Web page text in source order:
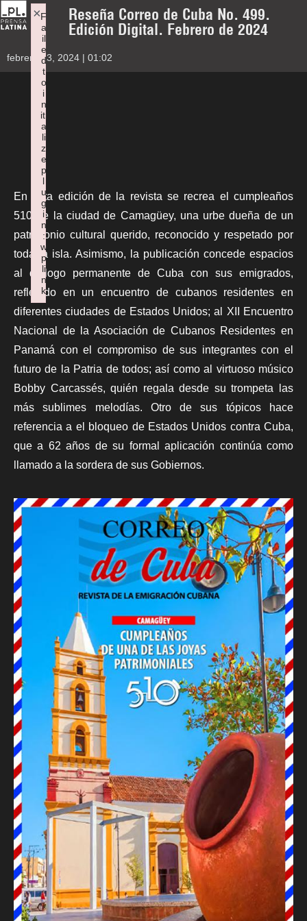
Reseña Correo de Cuba No. 499.
Edición Digital. Febrero de 2024
febrero 13, 2024 | 01:02
En esta edición de la revista se recrea el cumpleaños
510 de la ciudad de Camagüey, una urbe dueña de un
patrimonio cultural querido, reconocido y respetado por
toda la isla. Asimismo, la publicación concede espacios
al diálogo permanente de Cuba con sus emigrados,
reflejado en un encuentro de cubanos residentes en
diferentes ciudades de Estados Unidos; al XII Encuentro
Nacional de la Asociación de Cubanos Residentes en
Panamá con el compromiso de sus integrantes con el
futuro de la Patria de todos; así como al virtuoso músico
Bobby Carcassés, quién regala desde su trompeta las
más sublimes melodías. Otro de sus tópicos hace
referencia a el bloqueo de Estados Unidos contra Cuba,
que a 62 años de su formal aplicación continúa como
llamado a la sordera de sus Gobiernos.
F
a
il
e
d
t
o
i
n
iti
a
li
z
e
p
l
u
g
i
n
:
w
p
li
n
k
×
Failed to initialize plugin: wplink